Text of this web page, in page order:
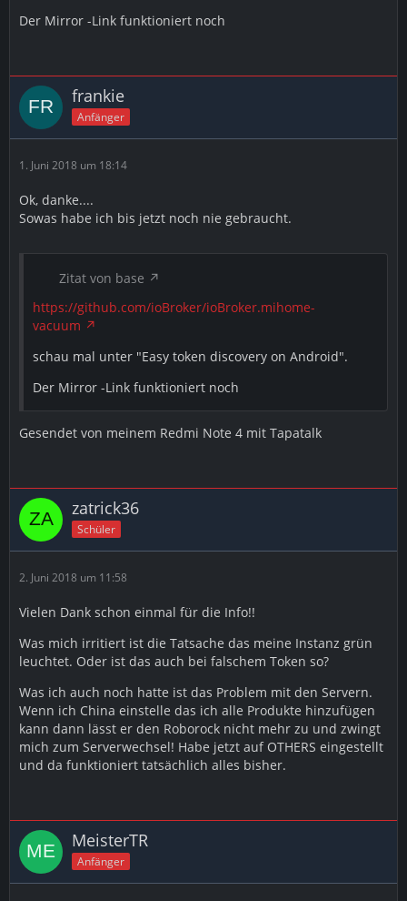
Der Mirror -Link funktioniert noch
frankie
Anfänger
1. Juni 2018 um 18:14
Ok, danke....
Sowas habe ich bis jetzt noch nie gebraucht.
Zitat von base
https://github.com/ioBroker/ioBroker.mihome-
vacuum
schau mal unter "Easy token discovery on Android".
Der Mirror -Link funktioniert noch
Gesendet von meinem Redmi Note 4 mit Tapatalk
zatrick36
Schüler
2. Juni 2018 um 11:58
Vielen Dank schon einmal für die Info!!
Was mich irritiert ist die Tatsache das meine Instanz grün
leuchtet. Oder ist das auch bei falschem Token so?
Was ich auch noch hatte ist das Problem mit den Servern.
Wenn ich China einstelle das ich alle Produkte hinzufügen
kann dann lässt er den Roborock nicht mehr zu und zwingt
mich zum Serverwechsel! Habe jetzt auf OTHERS eingestellt
und da funktioniert tatsächlich alles bisher.
MeisterTR
Anfänger